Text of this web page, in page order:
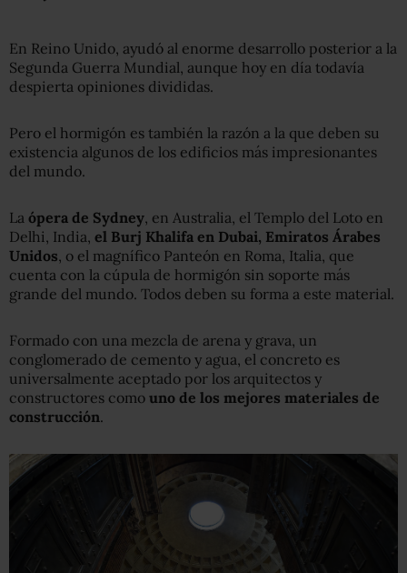
En Reino Unido, ayudó al enorme desarrollo posterior a la
Segunda Guerra Mundial, aunque hoy en día todavía
despierta opiniones divididas.
Pero el hormigón es también la razón a la que deben su
existencia algunos de los edificios más impresionantes
del mundo.
La ópera de Sydney, en Australia, el Templo del Loto en
Delhi, India, el Burj Khalifa en Dubai, Emiratos Árabes
Unidos, o el magnífico Panteón en Roma, Italia, que
cuenta con la cúpula de hormigón sin soporte más
grande del mundo. Todos deben su forma a este material.
Formado con una mezcla de arena y grava, un
conglomerado de cemento y agua, el concreto es
universalmente aceptado por los arquitectos y
constructores como uno de los mejores materiales de
construcción.